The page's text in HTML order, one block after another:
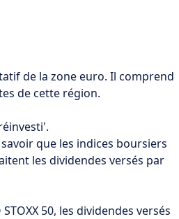
de la zone euro. Il comprend
de cette région.
que les indices boursiers
les dividendes versés par
50, les dividendes versés